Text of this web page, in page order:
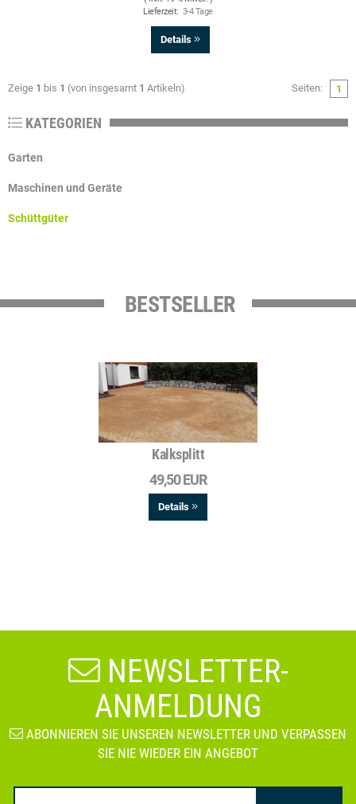
Lieferzeit: 3-4 Tage
Details
Zeige 1 bis 1 (von insgesamt 1 Artikeln) Seiten: 1
KATEGORIEN
Garten
Maschinen und Geräte
Schüttgüter
BESTSELLER
Kalksplitt
49,50 EUR
Details
NEWSLETTER-
ANMELDUNG
ABONNIEREN SIE UNSEREN NEWSLETTER UND VERPASSEN
SIE NIE WIEDER EIN ANGEBOT